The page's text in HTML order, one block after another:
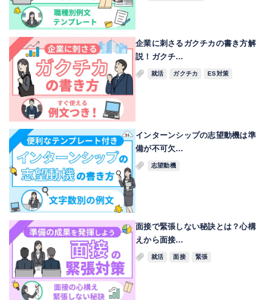
企業に刺さるガクチカの書き方解
説！ガクチ…
就活 ガクチカ ES対策
インターンシップの志望動機は準
備が不可欠…
志望動機
面接で緊張しない秘訣とは？心構
えから面接…
就活 面接 緊張